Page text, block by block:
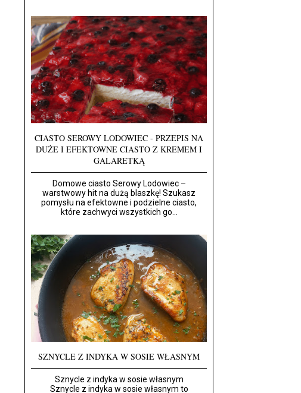
CIASTO SEROWY LODOWIEC - PRZEPIS NA
DUŻE I EFEKTOWNE CIASTO Z KREMEM I
GALARETKĄ
Domowe ciasto Serowy Lodowiec –
warstwowy hit na dużą blaszkę! Szukasz
pomysłu na efektowne i podzielne ciasto,
które zachwyci wszystkich go...
SZNYCLE Z INDYKA W SOSIE WŁASNYM
Sznycle z indyka w sosie własnym
Sznycle z indyka w sosie własnym to